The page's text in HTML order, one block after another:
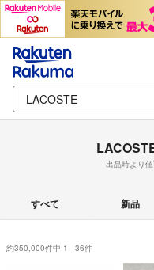
出品時より
すべて 新品
約350,000件中 1 - 36件